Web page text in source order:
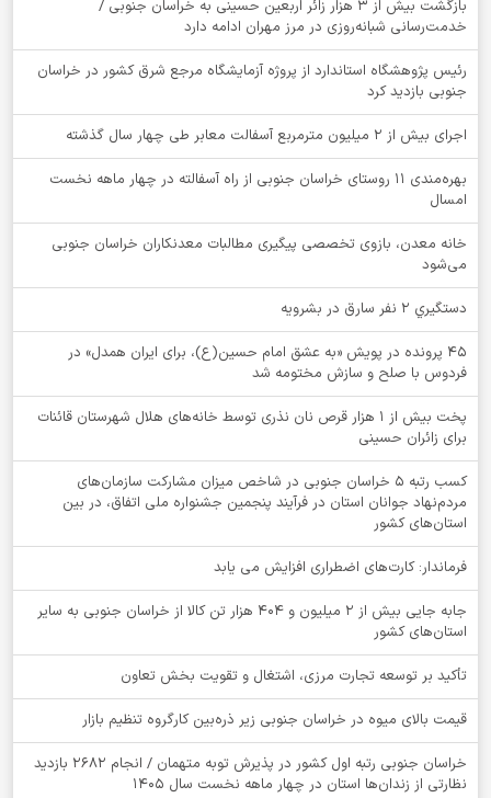
بازگشت بیش از ۳ هزار زائر اربعین حسینی به خراسان جنوبی /
خدمت‌رسانی شبانه‌روزی در مرز مهران ادامه دارد
رئیس پژوهشگاه استاندارد از پروژه آزمایشگاه مرجع شرق کشور در خراسان
جنوبی بازدید کرد
اجرای بیش از ۲ میلیون مترمربع آسفالت معابر طی چهار سال گذشته
بهره‌مندی ۱۱ روستای خراسان جنوبی از راه آسفالته در چهار ماهه نخست
امسال
خانه معدن، بازوی تخصصی پیگیری مطالبات معدنکاران خراسان جنوبی
می‌شود
دستگيري 2 نفر سارق در بشرويه
۴۵ پرونده در پویش «به عشق امام حسین(ع)، برای ایران همدل» در
فردوس با صلح و سازش مختومه شد
پخت بیش از 1 هزار قرص نان نذری توسط خانه‌های هلال شهرستان قائنات
برای زائران حسینی
کسب رتبه ۵ خراسان جنوبی در شاخص میزان مشارکت سازمان‌های
مردم‌نهاد جوانان استان در فرآیند پنجمین جشنواره ملی اتفاق، در بین
استان‌های کشور
فرماندار: کارت‌های اضطراری افزایش می یابد
جابه جایی بیش از 2 میلیون و 404 هزار تن کالا از خراسان جنوبی به سایر
استان‌های کشور
تأکید بر توسعه تجارت مرزی، اشتغال و تقویت بخش تعاون
قیمت بالای میوه در خراسان جنوبی زیر ذره‌بین کارگروه تنظیم بازار
خراسان جنوبی رتبه اول کشور در پذیرش توبه متهمان / انجام ۲۶۸۲ بازدید
نظارتی از زندان‌ها استان در چهار ماهه نخست سال 1405